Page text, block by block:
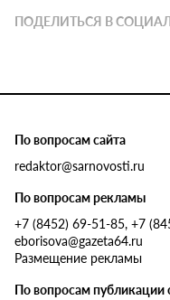
ПОДЕЛИТЬСЯ В
По вопросам сайта
redaktor@sarnovosti.ru
По вопросам рекламы
+7 (8452) 69-51-85, +7
eborisova@gazeta64.ru
Размещение рекламы
По вопросам